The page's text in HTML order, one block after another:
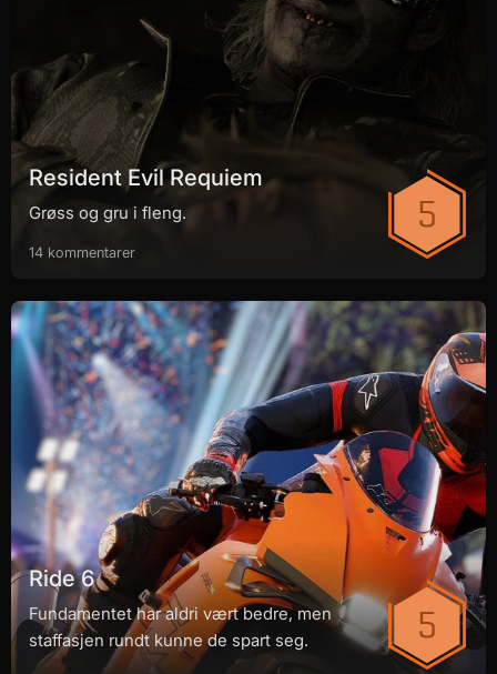
Resident Evil Requiem
Grøss og gru i fleng.
14 kommentarer
Ride 6
Fundamentet har aldri vært bedre, men
staffasjen rundt kunne de spart seg.